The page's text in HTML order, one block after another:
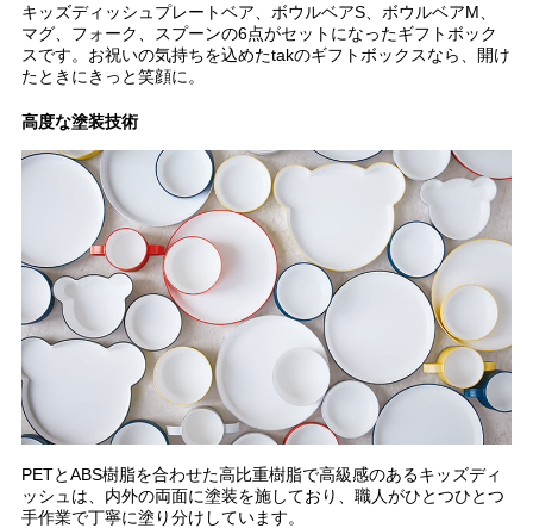
キッズディッシュプレートベア、ボウルベアS、ボウルベアM、
マグ、フォーク、スプーンの6点がセットになったギフトボック
スです。お祝いの気持ちを込めたtakのギフトボックスなら、開け
たときにきっと笑顔に。
高度な塗装技術
PETとABS樹脂を合わせた高比重樹脂で高級感のあるキッズディ
ッシュは、内外の両面に塗装を施しており、職人がひとつひとつ
手作業で丁寧に塗り分けしています。